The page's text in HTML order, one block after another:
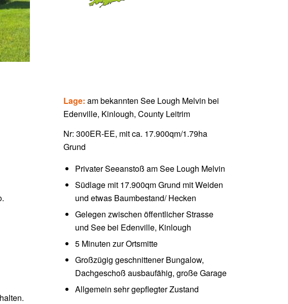
Lage:am bekannten See Lough Melvin bei
Edenville, Kinlough, County Leitrim
Nr: 300ER-EE, mit ca. 17.900qm/1.79ha
Grund
Privater Seeanstoß am See Lough Melvin
Südlage mit 17.900qm Grund mit Weiden
und etwas Baumbestand/ Hecken
Gelegen zwischen öffentlicher Strasse
und See bei Edenville, Kinlough
5 Minuten zur Ortsmitte
Großzügig geschnittener Bungalow,
Dachgeschoß ausbaufähig, große Garage
Allgemein sehr gepflegter Zustand